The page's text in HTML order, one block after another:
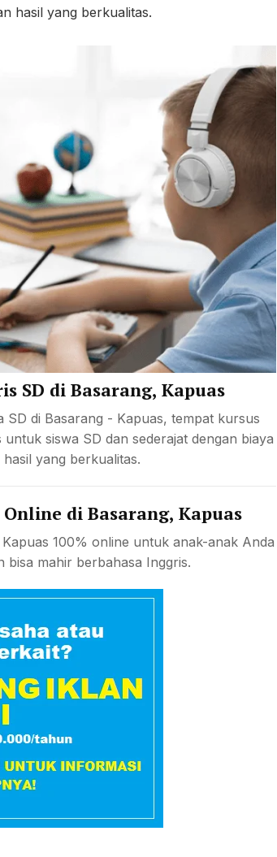
hasil yang berkualitas.
SD di Basarang, Kapuas
SD di Basarang - Kapuas, tempat kursus
siswa SD dan sederajat dengan biaya
yang berkualitas.
di Basarang, Kapuas
100% online untuk anak-anak Anda
bisa mahir berbahasa Inggris.